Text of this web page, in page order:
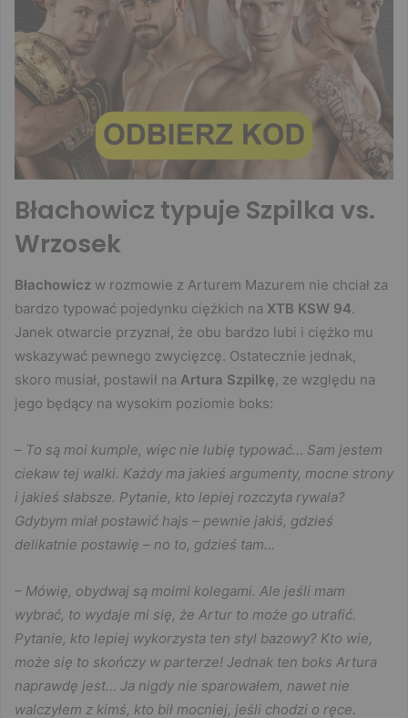
Błachowicz typuje Szpilka vs.
Wrzosek
Błachowicz w rozmowie z Arturem Mazurem nie chciał za
bardzo typować pojedynku ciężkich na XTB KSW 94.
Janek otwarcie przyznał, że obu bardzo lubi i ciężko mu
wskazywać pewnego zwycięzcę. Ostatecznie jednak,
skoro musiał, postawił na Artura Szpilkę, ze względu na
jego będący na wysokim poziomie boks:
– To są moi kumple, więc nie lubię typować… Sam jestem
ciekaw tej walki. Każdy ma jakieś argumenty, mocne strony
i jakieś słabsze. Pytanie, kto lepiej rozczyta rywala?
Gdybym miał postawić hajs – pewnie jakiś, gdzieś
delikatnie postawię – no to, gdzieś tam…
– Mówię, obydwaj są moimi kolegami. Ale jeśli mam
wybrać, to wydaje mi się, że Artur to może go utrafić.
Pytanie, kto lepiej wykorzysta ten styl bazowy? Kto wie,
może się to skończy w parterze! Jednak ten boks Artura
naprawdę jest… Ja nigdy nie sparowałem, nawet nie
walczyłem z kimś, kto bił mocniej, jeśli chodzi o ręce.